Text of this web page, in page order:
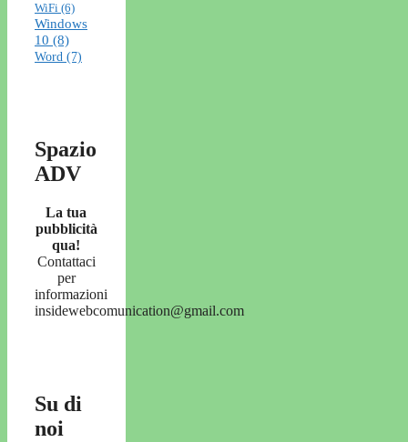
WiFi (6)
Windows
10 (8)
Word (7)
Spazio
ADV
La tua
pubblicità
qua!
Contattaci
per
informazioni
insidewebcomunication@gmail.com
Su di
noi